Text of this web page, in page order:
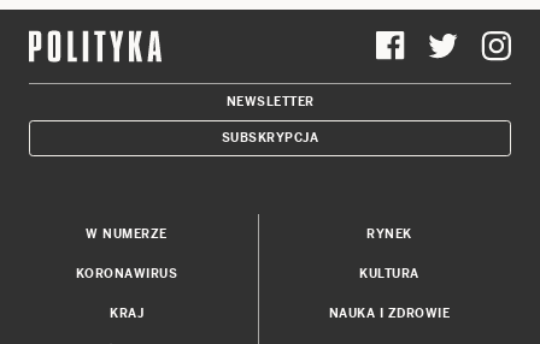
NEWSLETTER
SUBSKRYPCJA
W NUMERZE
KORONAWIRUS
KRAJ
RYNEK
KULTURA
NAUKA I ZDROWIE